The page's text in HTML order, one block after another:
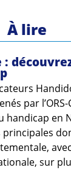
À lire
:
par
handicap en
sur